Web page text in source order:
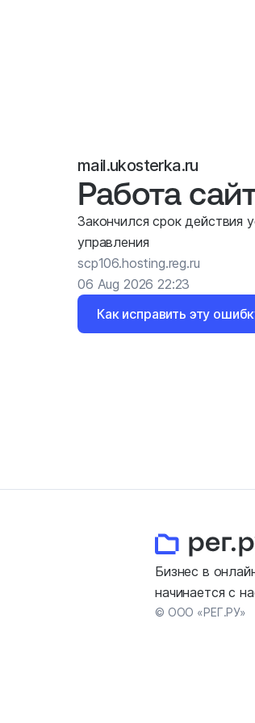
mail.ukosterka.ru
Работа
Закончился срок действия
управления
scp106.hosting.reg.ru
06 Aug 2026 22:23
Как исправить эту
Бизнес в
начинается с
© ООО «РЕГ.РУ»